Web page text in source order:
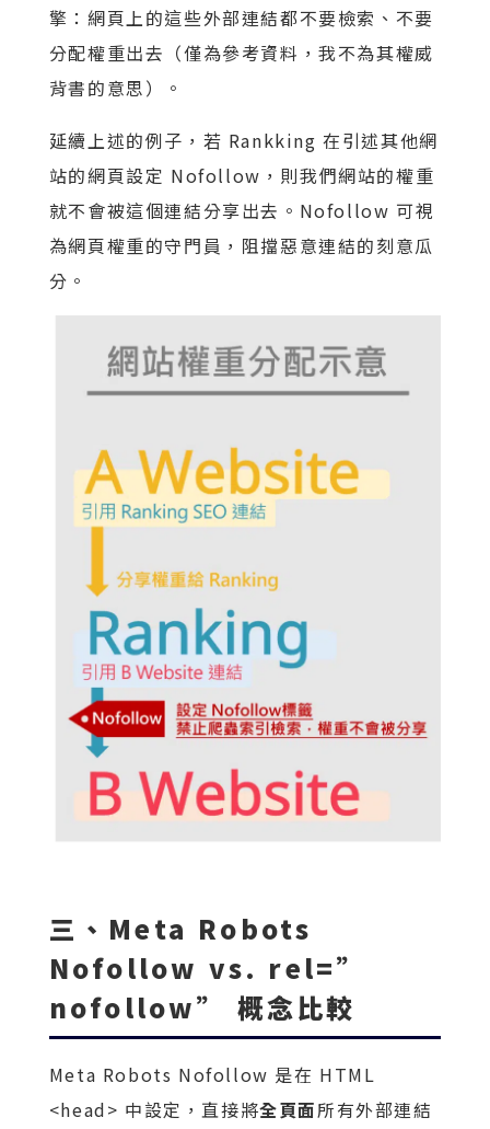
擎：網頁上的這些外部連結都不要檢索、不要
分配權重出去（僅為參考資料，我不為其權威
背書的意思）。
延續上述的例子，若 Rankking 在引述其他網
站的網頁設定 Nofollow，則我們網站的權重
就不會被這個連結分享出去。Nofollow 可視
為網頁權重的守門員，阻擋惡意連結的刻意瓜
分。
三、Meta Robots
Nofollow vs. rel=”
nofollow” 概念比較
Meta Robots Nofollow 是在 HTML
<head> 中設定，直接將全頁面所有外部連結